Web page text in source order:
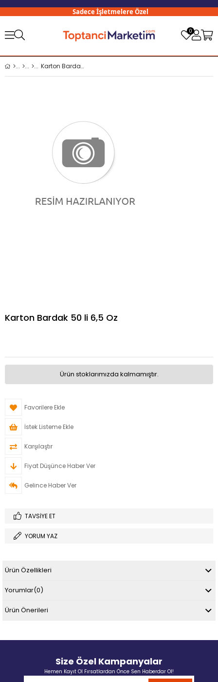
Sadece İşletmelere Özel
0
Karton Bardak 50 li 6,5 Oz
Karton Bardak 50 li 6,5 Oz
Ürün stoklarımızda kalmamıştır.
Favorilere Ekle
İstek Listeme Ekle
Karşılaştır
Fiyat Düşünce Haber Ver
Gelince Haber Ver
TAVSIYE ET
YORUM YAZ
Ürün Özellikleri
Yorumlar(0)
Ürün Önerileri
Size Özel Kampanyalar
Hemen Kayıt Ol Fırsatlardan Önce Sen Haberdar Ol!